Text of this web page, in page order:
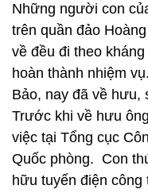
Những người con
trên quần đảo
về đều đi theo
hoàn thành nhiệm
Bảo, nay đã về hưu,
Trước khi về hưu
việc tại Tổng cục
Quốc phòng. Con
hữu tuyến điện